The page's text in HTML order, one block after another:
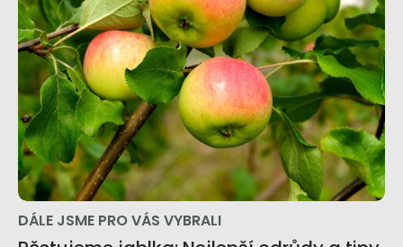
DÁLE JSME PRO VÁS VYBRALI